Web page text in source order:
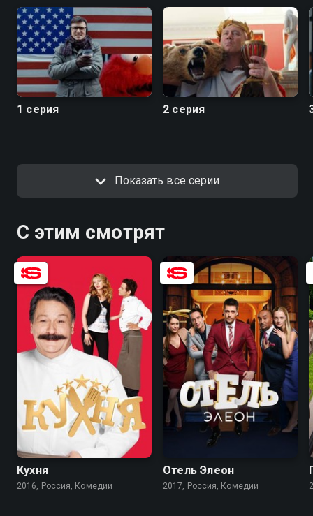
1 серия 2 серия
Показать все серии
С этим смотрят
8.2 8.4
Кухня
2016, Россия, Комедии
7.6
Отель Элеон
2017, Россия, Комедии